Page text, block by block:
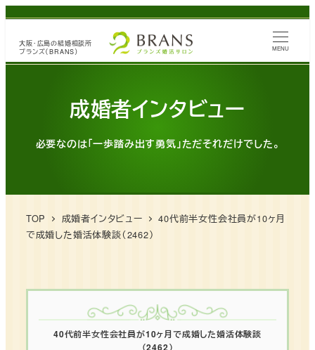
メ
移
大阪・広島の結婚相談所
ブランズ（BRANS）
MENU
成婚者インタビュー
必要なのは「一歩踏み出す勇気」ただそれだけでした。
TOP 成婚者インタビュー
40代前半女性会社員が10ヶ月
で成婚した婚活体験談（2462）
40代前半女性会社員が10ヶ月で成婚した婚活体験談
（2462）